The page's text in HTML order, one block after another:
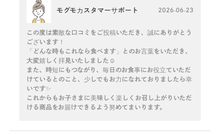
モグモカスタマーサポート 2026-06-23
この度は素敵な口コミをご投稿いただき、誠にありがとう
ございます！
「どんな時もこれなら食べます」とのお言葉をいただき、
大変嬉しく拝見いたしました☺️
また、時短にもつながり、毎日のお食事にお役立ていただ
けているとのこと、少しでもお力になれておりましたら幸
いです✨
これからもお子さまに美味しく楽しくお召し上がりいただ
ける商品をお届けできるよう努めてまいります。